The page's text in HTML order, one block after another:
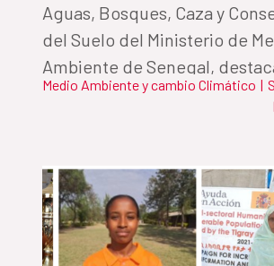
Aguas, Bosques, Caza y
del Suelo del Ministerio de
Ambiente de Senegal,
las casuarinas, una especie
erosión costera. Una
impulsa la alcaldía de Pikine
Pacto de los Alcaldes de
Subsahariana en PIkine
Medio Ambiente y cambio Climático |